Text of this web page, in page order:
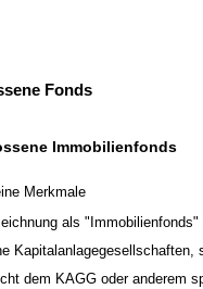
Fonds
Immobilienfonds
Merkmale
als
dem KAGG oder anderem